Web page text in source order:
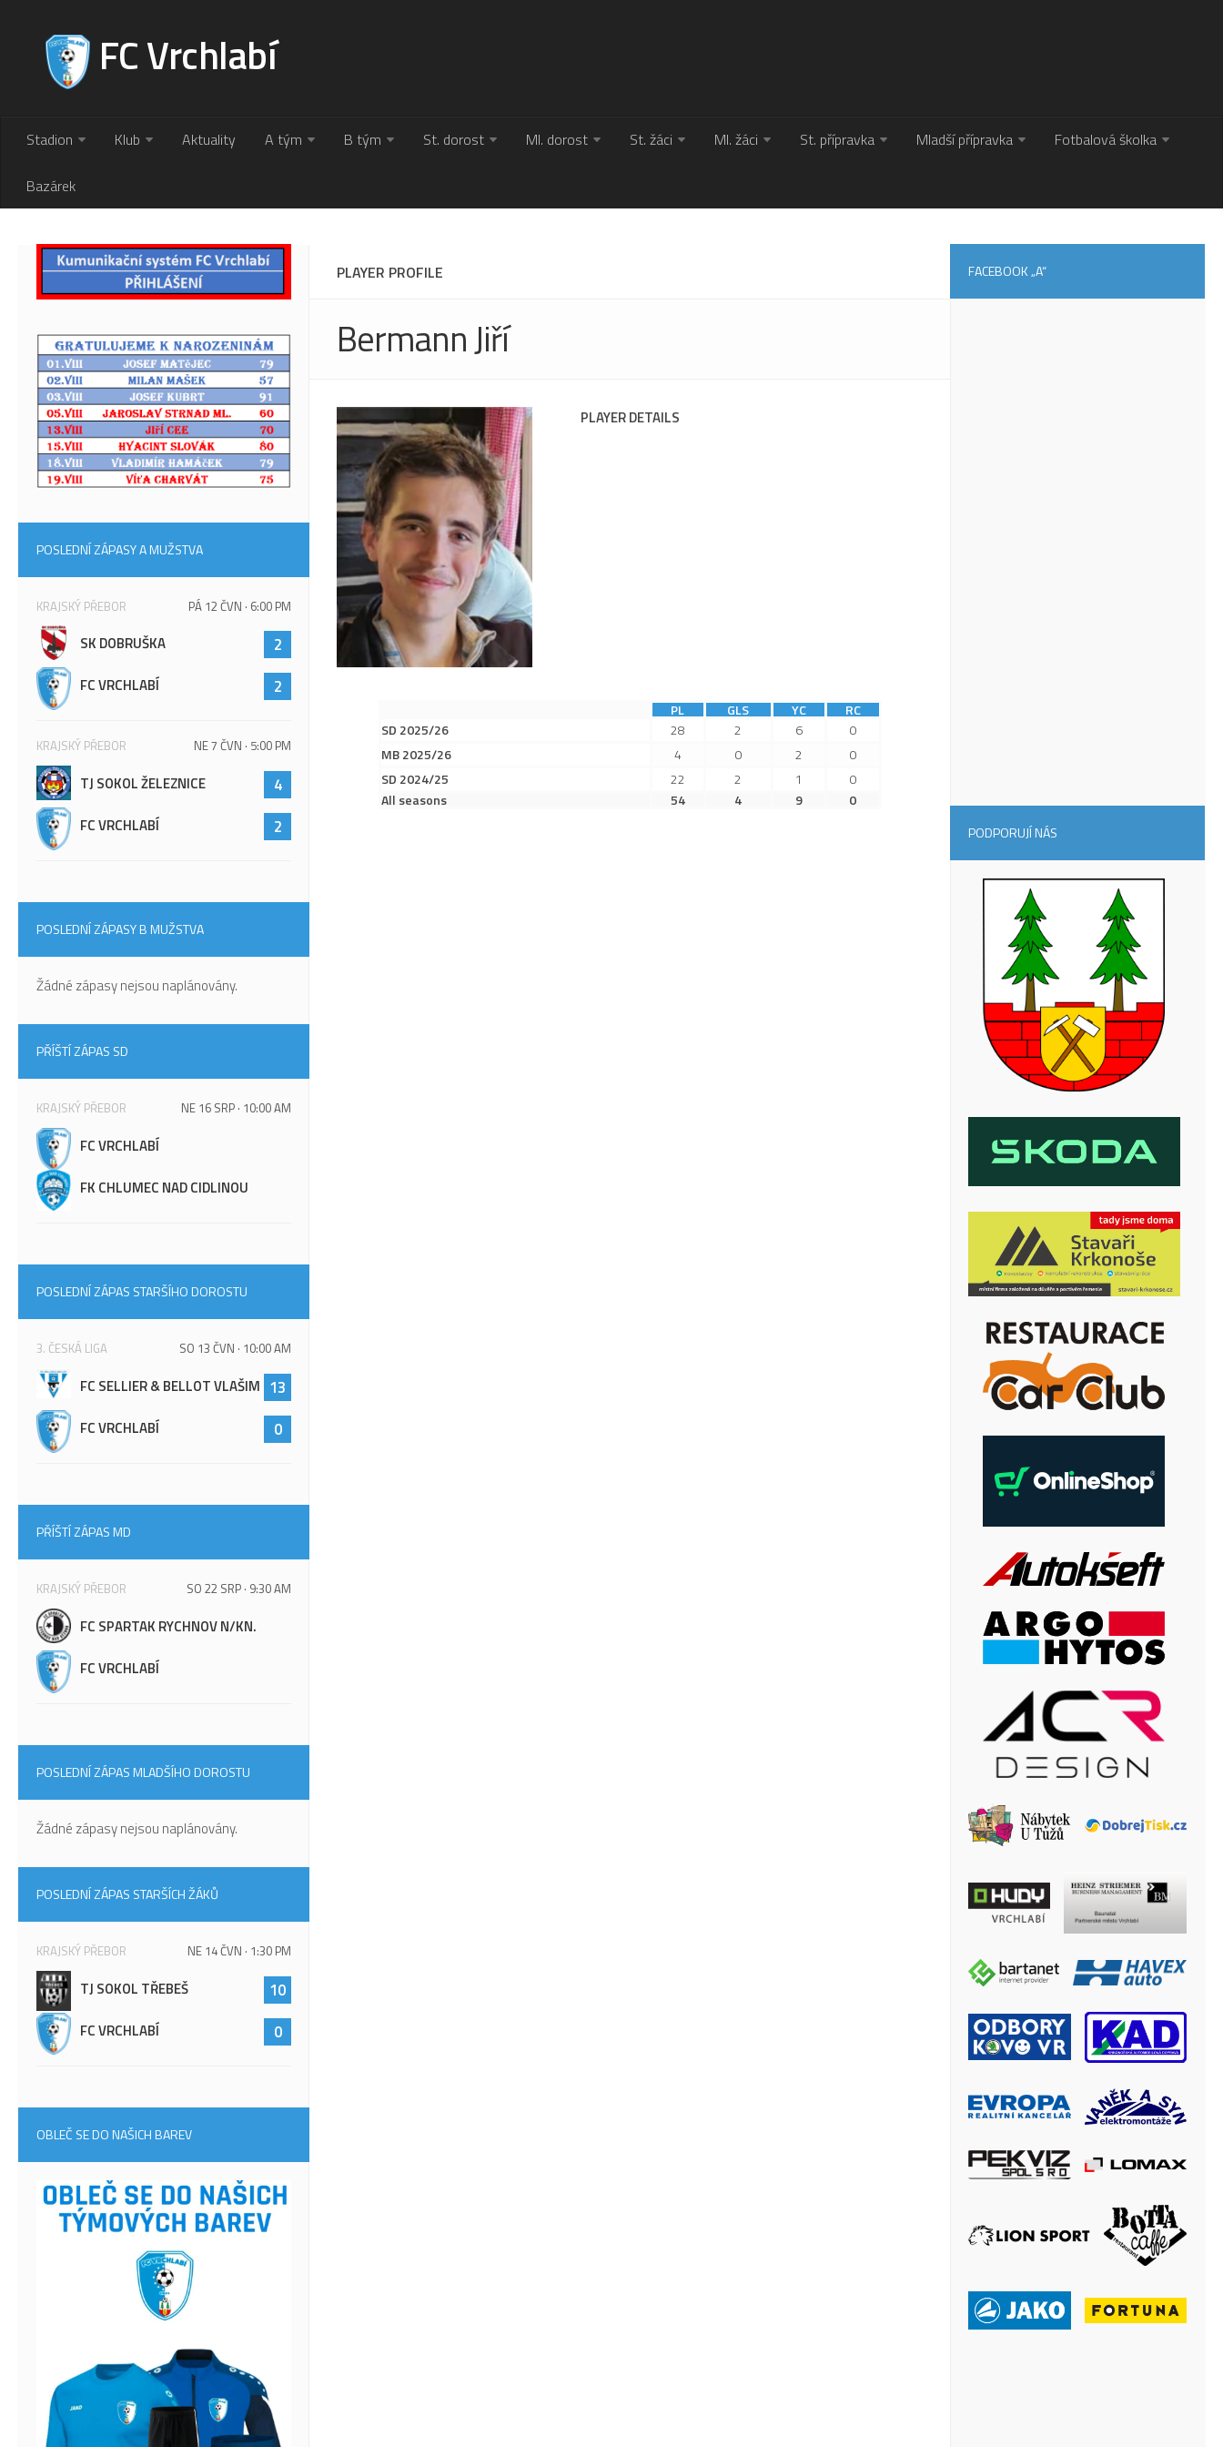
FC Vrchlabí
Stadion Klub Aktuality A tým B tým St. dorost Ml. dorost St. žáci Ml. žáci St. přípravka Mladší přípravka Fotbalová školka
Bazárek
PLAYER PROFILE
Bermann Jiří
PLAYER DETAILS
PL GLS YC
RC
SD 2025/26
28 2 6
0
MB 2025/26
4 0 2
0
SD 2024/25
22 2 1
0
All seasons
54 4 9 0
POSLEDNÍ ZÁPASY A MUŽSTVA
KRAJSKÝ PŘEBOR PÁ 12 ČVN · 6:00 PM
SK DOBRUŠKA 2
FC VRCHLABÍ 2
KRAJSKÝ PŘEBOR NE 7 ČVN · 5:00 PM
TJ SOKOL ŽELEZNICE 4
FC VRCHLABÍ 2
POSLEDNÍ ZÁPASY B MUŽSTVA
Žádné zápasy nejsou naplánovány.
PŘÍŠTÍ ZÁPAS SD
KRAJSKÝ PŘEBOR NE 16 SRP · 10:00 AM
FC VRCHLABÍ
FK CHLUMEC NAD CIDLINOU
POSLEDNÍ ZÁPAS STARŠÍHO DOROSTU
3. ČESKÁ LIGA SO 13 ČVN · 10:00 AM
FC SELLIER & BELLOT VLAŠIM 13
FC VRCHLABÍ 0
PŘÍŠTÍ ZÁPAS MD
KRAJSKÝ PŘEBOR SO 22 SRP · 9:30 AM
FC SPARTAK RYCHNOV N/KN.
FC VRCHLABÍ
POSLEDNÍ ZÁPAS MLADŠÍHO DOROSTU
Žádné zápasy nejsou naplánovány.
POSLEDNÍ ZÁPAS STARŠÍCH ŽÁKŮ
KRAJSKÝ PŘEBOR NE 14 ČVN · 1:30 PM
TJ SOKOL TŘEBEŠ 10
FC VRCHLABÍ 0
OBLEČ SE DO NAŠICH BAREV
FACEBOOK „A“
PODPORUJÍ NÁS